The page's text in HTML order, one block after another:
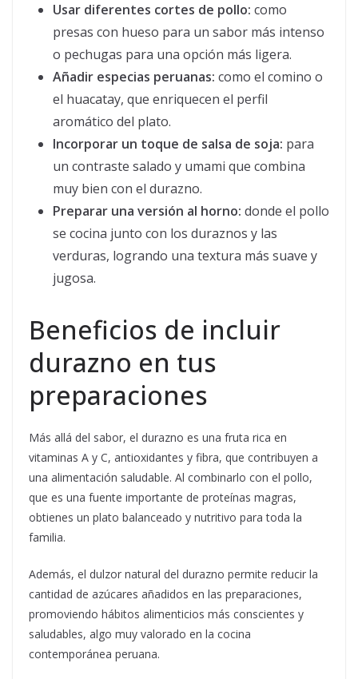
Usar diferentes cortes de pollo: como
presas con hueso para un sabor más intenso
o pechugas para una opción más ligera.
Añadir especias peruanas: como el comino o
el huacatay, que enriquecen el perfil
aromático del plato.
Incorporar un toque de salsa de soja: para
un contraste salado y umami que combina
muy bien con el durazno.
Preparar una versión al horno: donde el pollo
se cocina junto con los duraznos y las
verduras, logrando una textura más suave y
jugosa.
Beneficios de incluir
durazno en tus
preparaciones
Más allá del sabor, el durazno es una fruta rica en
vitaminas A y C, antioxidantes y fibra, que contribuyen a
una alimentación saludable. Al combinarlo con el pollo,
que es una fuente importante de proteínas magras,
obtienes un plato balanceado y nutritivo para toda la
familia.
Además, el dulzor natural del durazno permite reducir la
cantidad de azúcares añadidos en las preparaciones,
promoviendo hábitos alimenticios más conscientes y
saludables, algo muy valorado en la cocina
contemporánea peruana.